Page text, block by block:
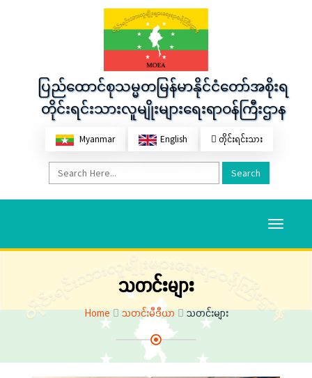
ပြည်ထောင်စုသမ္မတမြန်မာနိုင်ငံတော်အစိုးရ
တိုင်းရင်းသားလူမျိုးများရေးရာဝန်ကြီးဌာန
Myanmar English တိုင်းရင်းသား
Search
Toggle
သတင်းများ
Home သတင်းမီဒီယာ သတင်းများ